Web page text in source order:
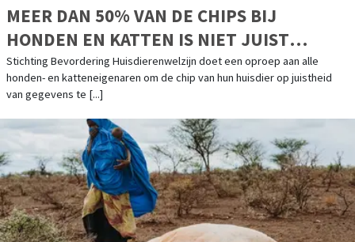
MEER DAN 50% VAN DE CHIPS BIJ
HONDEN EN KATTEN IS NIET JUIST
GEREGISTREERD
Stichting Bevordering Huisdierenwelzijn doet een oproep aan alle
honden- en katteneigenaren om de chip van hun huisdier op juistheid
van gegevens te [...]